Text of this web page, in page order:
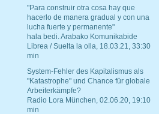
"Para construir otra cosa hay que
hacerlo de manera gradual y con una
lucha fuerte y permanente"
hala bedi. Arabako Komunikabide
Librea / Suelta la olla, 18.03.21, 33:30
min
System-Fehler des Kapitalismus als
"Katastrophe" und Chance für globale
Arbeiterkämpfe?
Radio Lora München, 02.06.20, 19:10
min